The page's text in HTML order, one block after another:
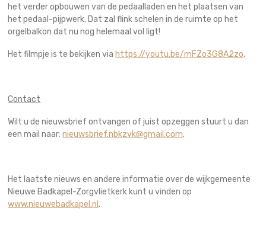
het verder opbouwen van de pedaalladen en het plaatsen van
het pedaal-pijpwerk. Dat zal flink schelen in de ruimte op het
orgelbalkon dat nu nog helemaal vol ligt!
Het filmpje is te bekijken via https://youtu.be/mFZo3G8A2zo.
Contact
Wilt u de nieuwsbrief ontvangen of juist opzeggen stuurt u dan
een mail naar:nieuwsbrief.nbkzvk@gmail.com.
Het laatste nieuws en andere informatie over de wijkgemeente
Nieuwe Badkapel-Zorgvlietkerk kunt u vinden op
www.nieuwebadkapel.nl.